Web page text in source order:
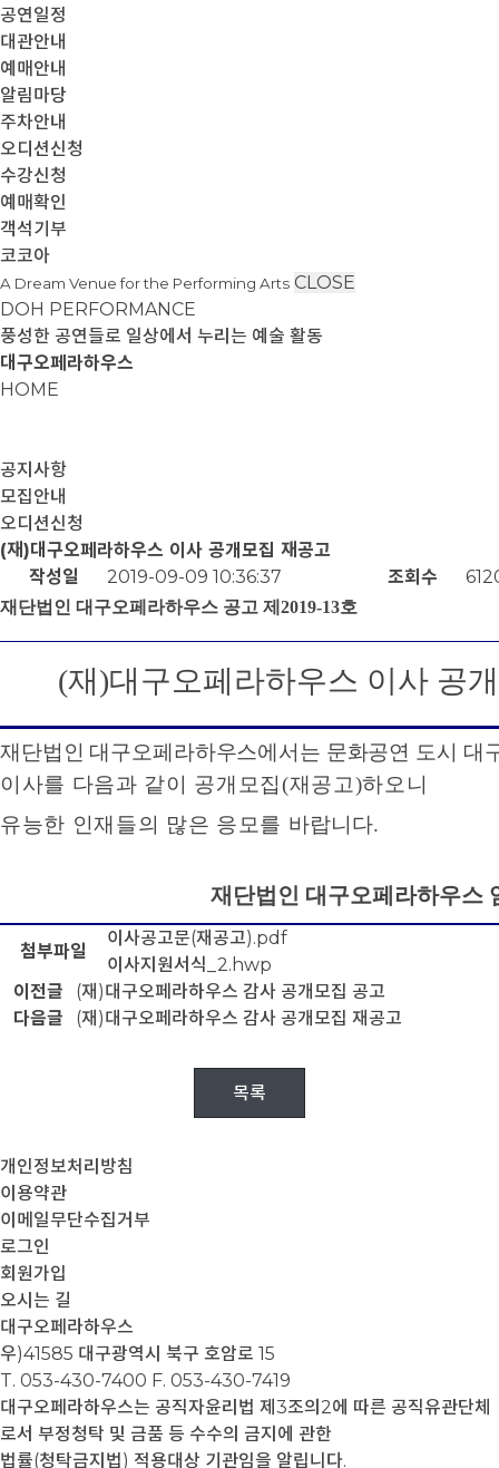
공연일정
대관안내
예매안내
알림마당
주차안내
오디션신청
수강신청
예매확인
객석기부
코코아
A Dream Venue for the Performing Arts CLOSE
DOH PERFORMANCE
풍성한 공연들로 일상에서 누리는 예술 활동
대구오페라하우스
HOME
공지사항
모집안내
오디션신청
(재)대구오페라하우스 이사 공개모집 재공고
작성일
2019-09-09 10:36:37 조회수
재단법인 대구오페라하우스 공고 제 2019-13호
(재 )대구오페라하우스 이사 공
재단법인 대구오페라하우스에서는 문화공연 도시 대
이사를 다음과 같이 공개모집(재공고)하오니
유능한 인재들의 많은 응모를 바랍니다.
재단법인 대구오페라하우스
첨부파일
이사공고문(재공고).pdf
이사지원서식_2.hwp
이전글
(재)대구오페라하우스 감사 공개모집 공고
다음글
(재)대구오페라하우스 감사 공개모집 재공고
목록
개인정보처리방침
이용약관
이메일무단수집거부
로그인
회원가입
오시는 길
대구오페라하우스
우)41585 대구광역시 북구 호암로 15
T. 053-430-7400 F. 053-430-7419
대구오페라하우스는 공직자윤리법 제3조의2에 따른 공직유관단체
로서 부정청탁 및 금품 등 수수의 금지에 관한
법률(청탁금지법) 적용대상 기관임을 알립니다.